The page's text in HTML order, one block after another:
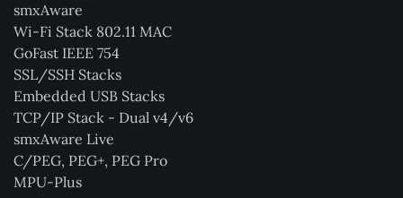
smxAware
Wi-Fi Stack 802.11 MAC
GoFast IEEE 754
SSL/SSH Stacks
Embedded USB Stacks
TCP/IP Stack - Dual v4/v6
smxAware Live
C/PEG, PEG+, PEG Pro
MPU-Plus